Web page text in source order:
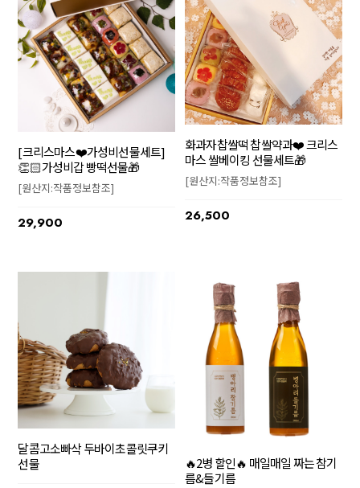
[크리스마스❤️가성비선물세트]
👏🏻가성비갑 빵떡선물🎁
[원산지:작품정보참조]
29,900
화과자찹쌀떡 찹쌀약과❤️ 크리스
마스 쌀베이킹 선물세트🎁
[원산지:작품정보참조]
26,500
달콤고소빠삭 두바이초콜릿쿠키
선물
🔥2병 할인🔥 매일매일 짜는 참기
름&들기름